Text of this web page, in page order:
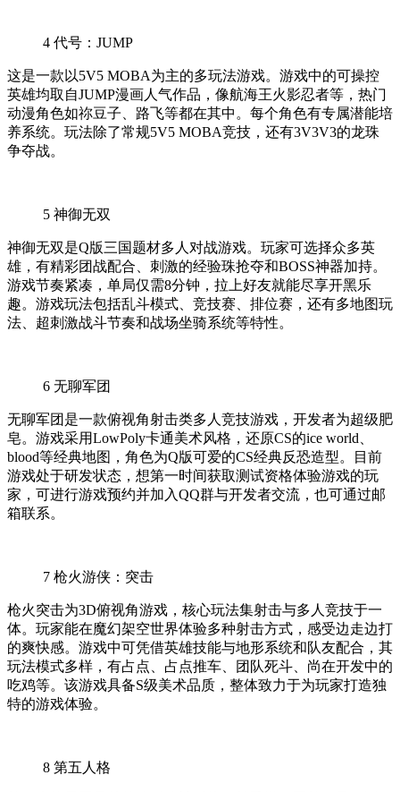
4 代号：JUMP
这是一款以5V5 MOBA为主的多玩法游戏。游戏中的可操控
英雄均取自JUMP漫画人气作品，像航海王火影忍者等，热门
动漫角色如祢豆子、路飞等都在其中。每个角色有专属潜能培
养系统。玩法除了常规5V5 MOBA竞技，还有3V3V3的龙珠
争夺战。
5 神御无双
神御无双是Q版三国题材多人对战游戏。玩家可选择众多英
雄，有精彩团战配合、刺激的经验珠抢夺和BOSS神器加持。
游戏节奏紧凑，单局仅需8分钟，拉上好友就能尽享开黑乐
趣。游戏玩法包括乱斗模式、竞技赛、排位赛，还有多地图玩
法、超刺激战斗节奏和战场坐骑系统等特性。
6 无聊军团
无聊军团是一款俯视角射击类多人竞技游戏，开发者为超级肥
皂。游戏采用LowPoly卡通美术风格，还原CS的ice world、
blood等经典地图，角色为Q版可爱的CS经典反恐造型。目前
游戏处于研发状态，想第一时间获取测试资格体验游戏的玩
家，可进行游戏预约并加入QQ群与开发者交流，也可通过邮
箱联系。
7 枪火游侠：突击
枪火突击为3D俯视角游戏，核心玩法集射击与多人竞技于一
体。玩家能在魔幻架空世界体验多种射击方式，感受边走边打
的爽快感。游戏中可凭借英雄技能与地形系统和队友配合，其
玩法模式多样，有占点、占点推车、团队死斗、尚在开发中的
吃鸡等。该游戏具备S级美术品质，整体致力于为玩家打造独
特的游戏体验。
8 第五人格